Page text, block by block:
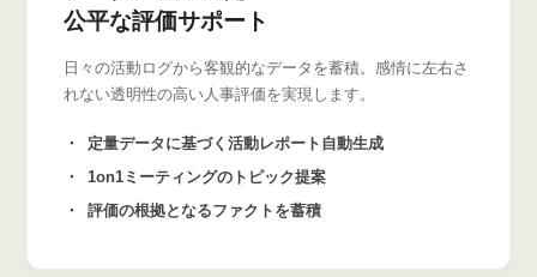
公平な評価サポート
日々の活動ログから客観的なデータを蓄積。感情に左右さ
れない透明性の高い人事評価を実現します。
定量データに基づく活動レポート自動生成
1on1ミーティングのトピック提案
評価の根拠となるファクトを蓄積